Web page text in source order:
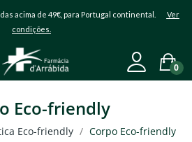
acima de 49€, para Portugal continental. Ver
condições.
0
Eco-friendly
Eco-friendly Corpo Eco-friendly